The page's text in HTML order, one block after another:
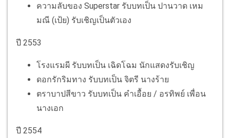
ความลับของ Superstar รับบทเป็น ปานวาด เหม
มณี (เป้ย) รับเชิญเป็นตัวเอง
ปี 2553
โรงแรมผี รับบทเป็น เฉิดโฉม นักแสดงรับเชิญ
ดอกรักริมทาง รับบทเป็น จิตรี นางร้าย
ตราบาปสีขาว รับบทเป็น คำเอื้อย / อรทิพย์ เพื่อน
นางเอก
ปี 2554